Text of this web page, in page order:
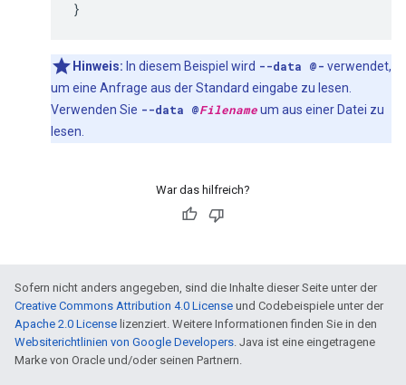
Hinweis: In diesem Beispiel wird --data @- verwendet,
um eine Anfrage aus der Standard eingabe zu lesen.
Verwenden Sie --data @Filenameum aus einer Datei zu
lesen.
War das hilfreich?
Sofern nicht anders angegeben, sind die Inhalte dieser Seite unter der
Creative Commons Attribution 4.0 License und Codebeispiele unter der
Apache 2.0 License lizenziert. Weitere Informationen finden Sie in den
Websiterichtlinien von Google Developers. Java ist eine eingetragene
Marke von Oracle und/oder seinen Partnern.